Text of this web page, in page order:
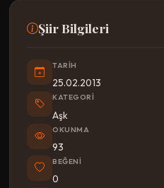
Şiir Bilgileri
TARIH
25.02.2013
KATEGORI
Aşk
OKUNMA
93
BEĞENI
0